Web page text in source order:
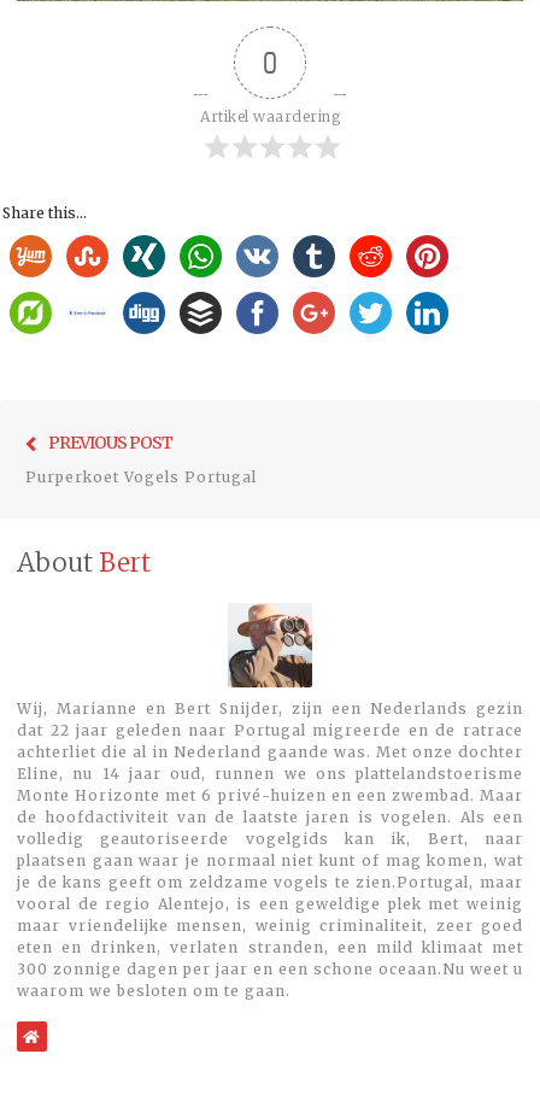
0
Artikel waardering
Share this...
navigatie
PREVIOUS POST
Purperkoet Vogels Portugal
About Bert
Wij, Marianne en Bert Snijder, zijn een Nederlands gezin
dat 22 jaar geleden naar Portugal migreerde en de ratrace
achterliet die al in Nederland gaande was. Met onze dochter
Eline, nu 14 jaar oud, runnen we ons plattelandstoerisme
Monte Horizonte met 6 privé-huizen en een zwembad. Maar
de hoofdactiviteit van de laatste jaren is vogelen. Als een
volledig geautoriseerde vogelgids kan ik, Bert, naar
plaatsen gaan waar je normaal niet kunt of mag komen, wat
je de kans geeft om zeldzame vogels te zien.Portugal, maar
vooral de regio Alentejo, is een geweldige plek met weinig
maar vriendelijke mensen, weinig criminaliteit, zeer goed
eten en drinken, verlaten stranden, een mild klimaat met
300 zonnige dagen per jaar en een schone oceaan.Nu weet u
waarom we besloten om te gaan.